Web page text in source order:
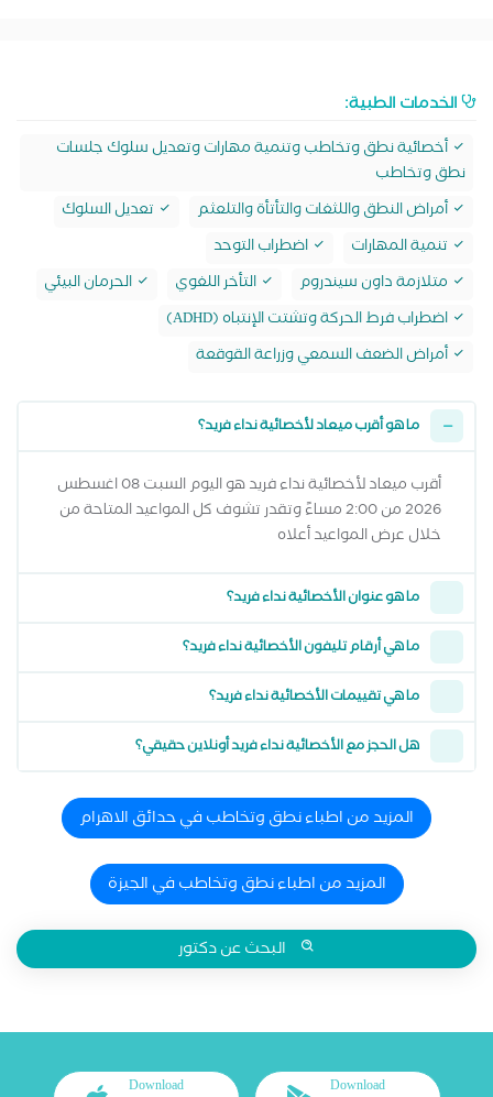
الخدمات الطبية:
أخصائية نطق وتخاطب وتنمية مهارات وتعديل سلوك جلسات
نطق وتخاطب
أمراض النطق واللثغات والتأتأة والتلعثم
تعديل السلوك
تنمية المهارات
اضطراب التوحد
متلازمة داون سيندروم
التأخر اللغوي
الحرمان البيئي
اضطراب فرط الحركة وتشتت الإنتباه (ADHD)
أمراض الضعف السمعي وزراعة القوقعة
ما هو أقرب ميعاد لأخصائية نداء فريد؟
أقرب ميعاد لأخصائية نداء فريد هو اليوم السبت 08 اغسطس
2026 من 2:00 مساءً وتقدر تشوف كل المواعيد المتاحة من
خلال عرض المواعيد أعلاه
ما هو عنوان الأخصائية نداء فريد؟
ما هي أرقام تليفون الأخصائية نداء فريد؟
ما هي تقييمات الأخصائية نداء فريد؟
هل الحجز مع الأخصائية نداء فريد أونلاين حقيقي؟
المزيد من اطباء نطق وتخاطب في حدائق الاهرام
المزيد من اطباء نطق وتخاطب في الجيزة
البحث عن دكتور
Download
Download